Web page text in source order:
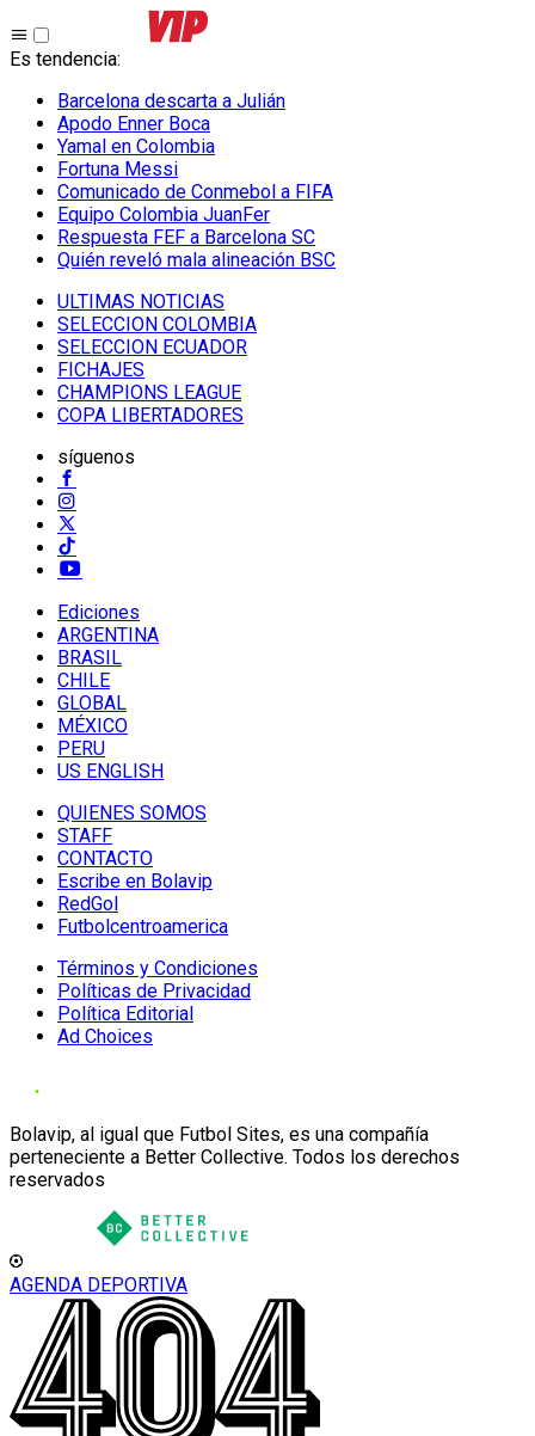
Es tendencia:
Barcelona descarta a Julián
Apodo Enner Boca
Yamal en Colombia
Fortuna Messi
Comunicado de Conmebol a FIFA
Equipo Colombia JuanFer
Respuesta FEF a Barcelona SC
Quién reveló mala alineación BSC
ULTIMAS NOTICIAS
SELECCION COLOMBIA
SELECCION ECUADOR
FICHAJES
CHAMPIONS LEAGUE
COPA LIBERTADORES
síguenos
Ediciones
ARGENTINA
BRASIL
CHILE
GLOBAL
MÉXICO
PERU
US ENGLISH
QUIENES SOMOS
STAFF
CONTACTO
Escribe en Bolavip
RedGol
Futbolcentroamerica
Términos y Condiciones
Políticas de Privacidad
Política Editorial
Ad Choices
Bolavip, al igual que Futbol Sites, es una compañía
perteneciente a Better Collective. Todos los derechos
reservados
AGENDA DEPORTIVA